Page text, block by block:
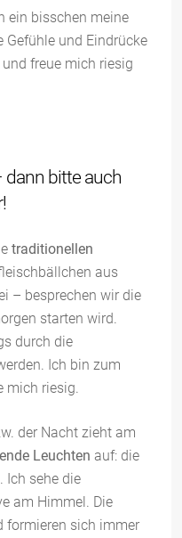
ein bisschen meine
Gefühle und Eindrücke
freue mich riesig
dann bitte auch
traditionellen
aus
– besprechen wir die
starten wird.
durch die
Ich bin zum
mich riesig.
der Nacht zieht am
Leuchten auf: die
. Ich sehe die
am Himmel. Die
formieren sich immer